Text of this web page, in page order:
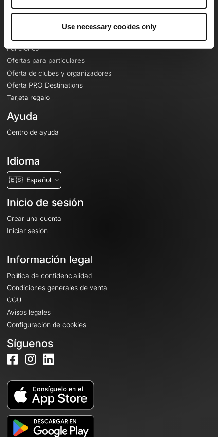
Use necessary cookies only
Funciones
Ofertas para particulares
Oferta de clubes y organizadores
Oferta PRO Destinations
Tarjeta regalo
Ayuda
Centro de ayuda
Idioma
🇪🇸 Español
Inicio de sesión
Crear una cuenta
Iniciar sesión
Información legal
Política de confidencialidad
Condiciones generales de venta
CGU
Avisos legales
Configuración de cookies
Síguenos